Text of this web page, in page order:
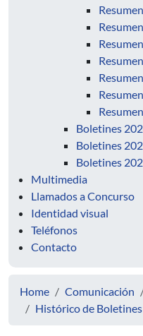
Boletines
Boletines
Boletines
Multimedia
Llamados a Concurso
Identidad visual
Teléfonos
Contacto
Home Comunicación
Histórico de Boletines